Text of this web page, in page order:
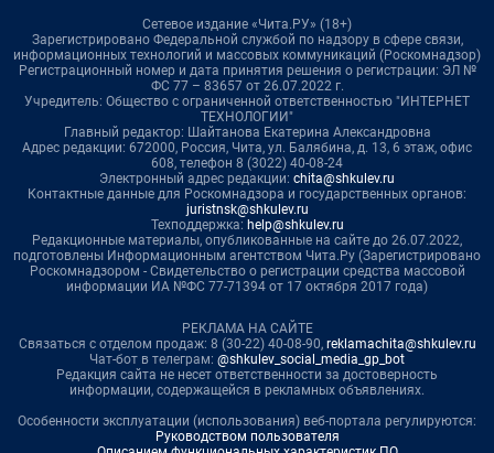
Сетевое издание «Чита.РУ» (18+)
Зарегистрировано Федеральной службой по надзору в сфере связи,
информационных технологий и массовых коммуникаций (Роскомнадзор)
Регистрационный номер и дата принятия решения о регистрации: ЭЛ №
ФС 77 – 83657 от 26.07.2022 г.
Учредитель: Общество с ограниченной ответственностью "ИНТЕРНЕТ
ТЕХНОЛОГИИ"
Главный редактор: Шайтанова Екатерина Александровна
Адрес редакции: 672000, Россия, Чита, ул. Балябина, д. 13, 6 этаж, офис
608, телефон 8 (3022) 40-08-24
Электронный адрес редакции: chita@shkulev.ru
Контактные данные для Роскомнадзора и государственных органов:
juristnsk@shkulev.ru
Техподдержка: help@shkulev.ru
Редакционные материалы, опубликованные на сайте до 26.07.2022,
подготовлены Информационным агентством Чита.Ру (Зарегистрировано
Роскомнадзором - Свидетельство о регистрации средства массовой
информации ИА №ФС 77-71394 от 17 октября 2017 года)
РЕКЛАМА НА САЙТЕ
Связаться с отделом продаж: 8 (30-22) 40-08-90, reklamachita@shkulev.ru
Чат-бот в телеграм: @shkulev_social_media_gp_bot
Редакция сайта не несет ответственности за достоверность
информации, содержащейся в рекламных объявлениях.
Особенности эксплуатации (использования) веб-портала регулируются:
Руководством пользователя